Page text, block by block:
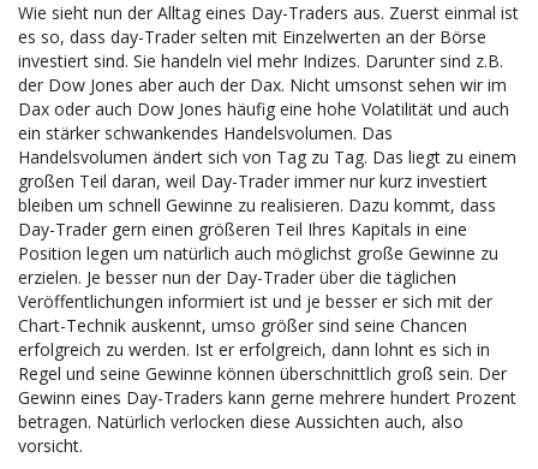
Wie sieht nun der Alltag eines Day-Traders aus. Zuerst einmal ist
es so, dass day-Trader selten mit Einzelwerten an der Börse
investiert sind. Sie handeln viel mehr Indizes. Darunter sind z.B.
der Dow Jones aber auch der Dax. Nicht umsonst sehen wir im
Dax oder auch Dow Jones häufig eine hohe Volatilität und auch
ein stärker schwankendes Handelsvolumen. Das
Handelsvolumen ändert sich von Tag zu Tag. Das liegt zu einem
großen Teil daran, weil Day-Trader immer nur kurz investiert
bleiben um schnell Gewinne zu realisieren. Dazu kommt, dass
Day-Trader gern einen größeren Teil Ihres Kapitals in eine
Position legen um natürlich auch möglichst große Gewinne zu
erzielen. Je besser nun der Day-Trader über die täglichen
Veröffentlichungen informiert ist und je besser er sich mit der
Chart-Technik auskennt, umso größer sind seine Chancen
erfolgreich zu werden. Ist er erfolgreich, dann lohnt es sich in
Regel und seine Gewinne können überschnittlich groß sein. Der
Gewinn eines Day-Traders kann gerne mehrere hundert Prozent
betragen. Natürlich verlocken diese Aussichten auch, also
vorsicht.